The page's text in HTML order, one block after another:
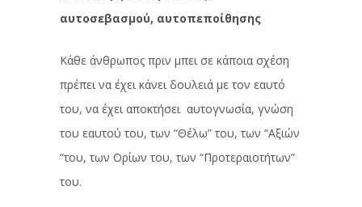
αυτοσεβασμού, αυτοπεποίθησης
Κάθε άνθρωπος πριν μπει σε κάποια σχέση
πρέπει να έχει κάνει δουλειά με τον εαυτό
του, να έχει αποκτήσει αυτογνωσία, γνώση
του εαυτού του, των “Θέλω” του, των “Αξιών
“του, των Ορίων του, των “Προτεραιοτήτων”
του.